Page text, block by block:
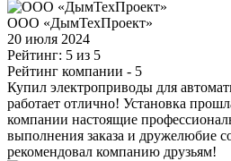
ООО «ДымТехПроект»
20 июля 2024
Рейтинг: 5 из 5
Рейтинг компании - 5
Купил электроприводы для
работает отлично! Установка
компании настоящие
выполнения заказа и дружелюбие
рекомендовал компанию друзьям!